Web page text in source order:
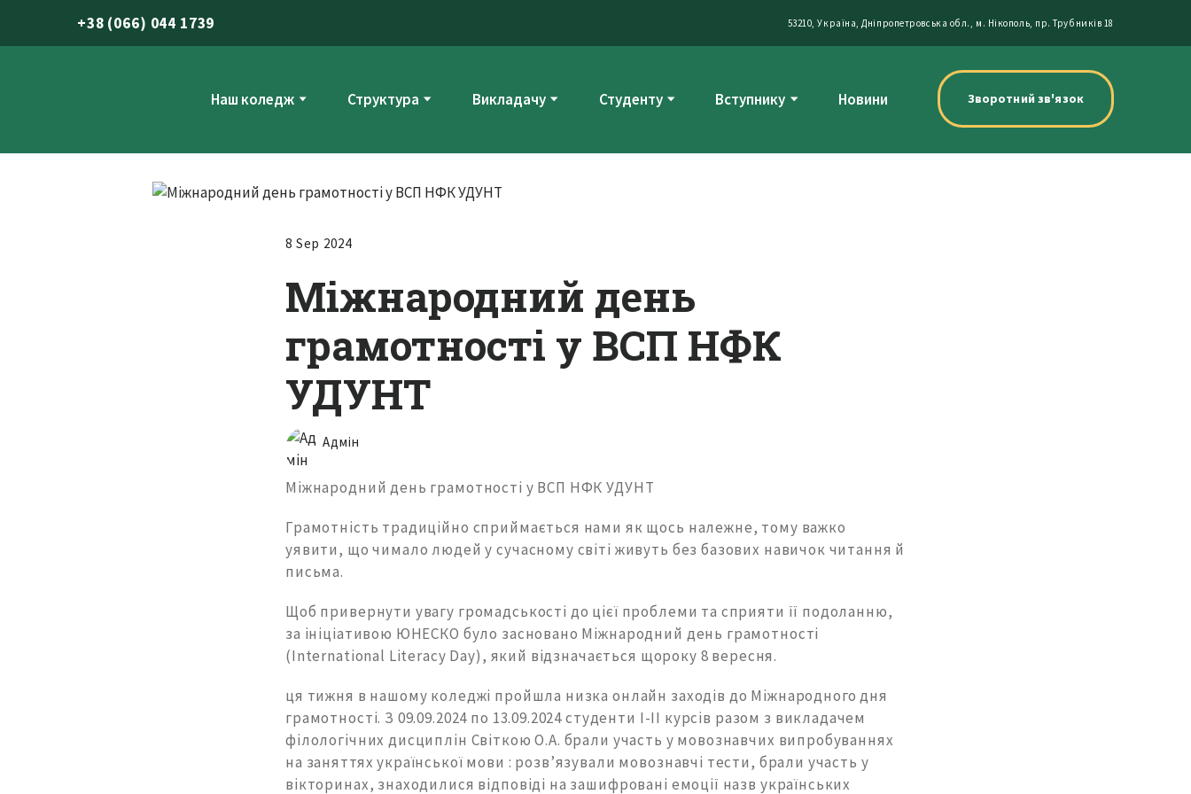
+38 (066) 044 1739 53210, Україна, Дніпропетровська обл., м. Нікополь, пр. Трубників 18
Наш коледж Структура Викладачу Студенту Вступнику Новини Зворотний зв'язок
8 Sep 2024
Міжнародний день
грамотності у ВСП НФК
УДУНТ
Адмін
Міжнародний день грамотності у ВСП НФК УДУНТ
Грамотність традиційно сприймається нами як щось належне, тому важко
уявити, що чимало людей у ​​сучасному світі живуть без базових навичок читання й
письма.
Щоб привернути увагу громадськості до цієї проблеми та сприяти її подоланню,
за ініціативою ЮНЕСКО було засновано Міжнародний день грамотності
(International Literacy Day), який відзначається щороку 8 вересня.
ця тижня в нашому коледжі пройшла низка онлайн заходів до Міжнародного дня
грамотності. З 09.09.2024 по 13.09.2024 студенти І-ІІ курсів разом з викладачем
філологічних дисциплін Світкою О.А. брали участь у мовознавчих випробуваннях
на заняттях української мови : розв’язували мовознавчі тести, брали участь у
вікторинах, знаходилися відповіді на зашифровані емоції назв українських